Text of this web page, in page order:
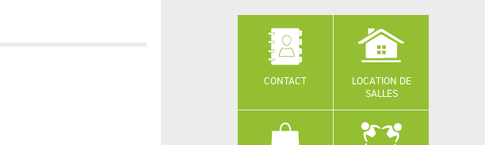
CONTACT
LOCATION DE
SALLES